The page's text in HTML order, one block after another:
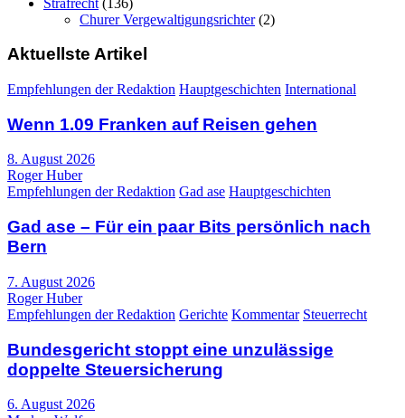
Churer Vergewaltigungsrichter(2)
Aktuellste Artikel
Empfehlungen der Redaktion Hauptgeschichten International
Wenn 1.09 Franken auf Reisen gehen
8. August 2026
Roger Huber
Empfehlungen der Redaktion Gad ase Hauptgeschichten
Gad ase – Für ein paar Bits persönlich nach
Bern
7. August 2026
Roger Huber
Empfehlungen der Redaktion Gerichte Kommentar Steuerrecht
Bundesgericht stoppt eine unzulässige
doppelte Steuersicherung
6. August 2026